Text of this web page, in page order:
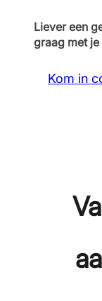
Liever een
graag met je
Kom in